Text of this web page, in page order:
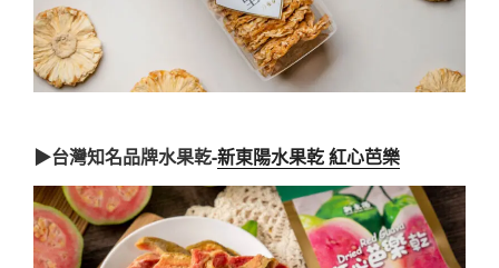
▶台灣知名品牌水果乾-新東陽水果乾 紅心芭樂